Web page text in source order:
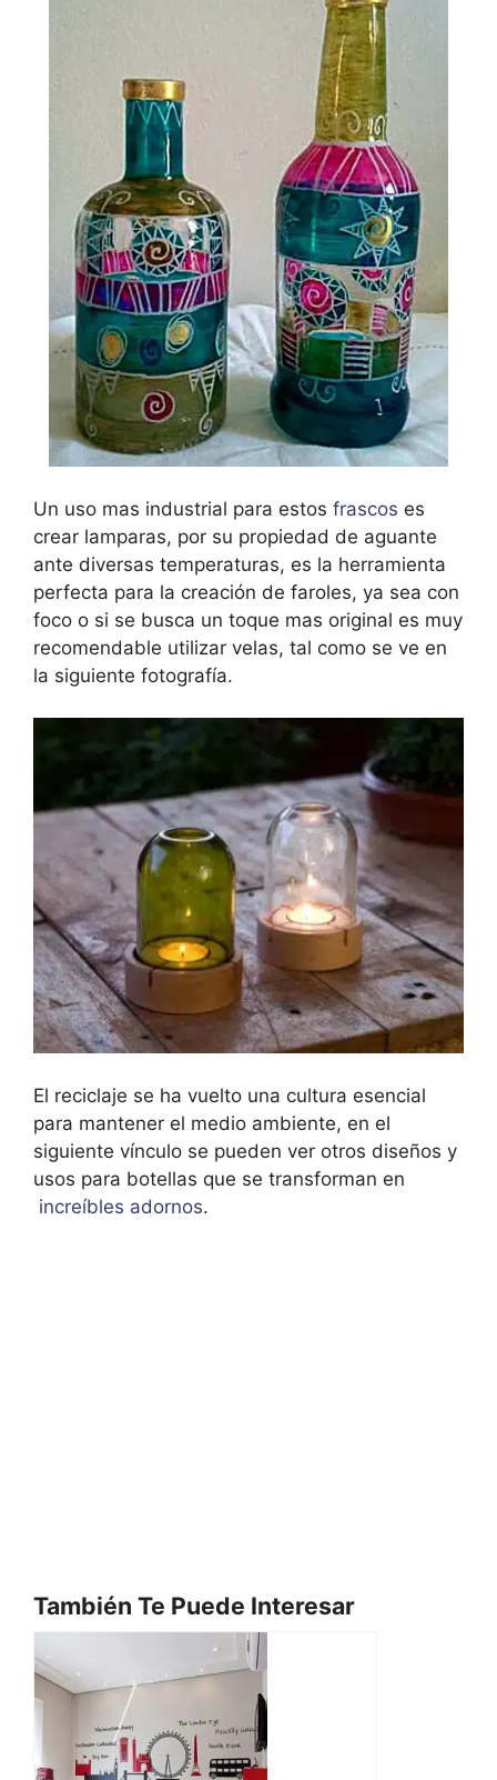
Un uso mas industrial para estos frascos es
crear lamparas, por su propiedad de aguante
ante diversas temperaturas, es la herramienta
perfecta para la creación de faroles, ya sea con
foco o si se busca un toque mas original es muy
recomendable utilizar velas, tal como se ve en
la siguiente fotografía.
El reciclaje se ha vuelto una cultura esencial
para mantener el medio ambiente, en el
siguiente vínculo se pueden ver otros diseños y
usos para botellas que se transforman en
increíbles adornos.
También Te Puede Interesar